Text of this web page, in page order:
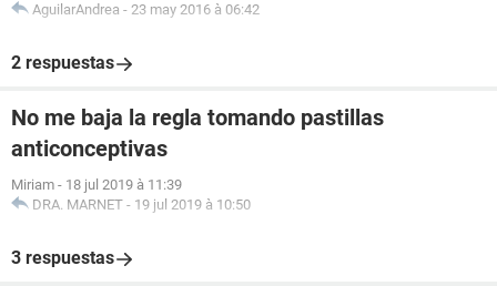
AguilarAndrea - 23 may 2016 à 06:42
2 respuestas
No me baja la regla tomando pastillas
anticonceptivas
Miriam - 18 jul 2019 à 11:39
DRA. MARNET - 19 jul 2019 à 10:50
3 respuestas